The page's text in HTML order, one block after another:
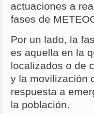
actuaciones a
fases de
Por un lado, la
es aquella en la
localizados o de
y la movilización
respuesta a
la población.